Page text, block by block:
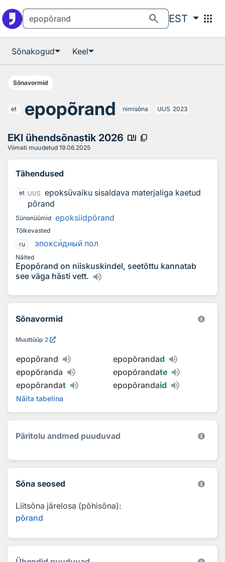
search EST apps
Sõnakogud Keel
Sõnavormid
et epopõrand nimisõna UUS 2023
EKI ühendsõnastik 2026 book_ribbon content_copy
Viimati muudetud 19.06.2025
Tähendused
et UUS
epoksüvaiku sisaldava materjaliga kaetud
põrand
Sünonüümid epoksiidpõrand
Tõlkevasted
ru
эпоксидный пол
Näited
Epopõrand on niiskuskindel, seetõttu kannatab
see väga hästi vett.
Sõnavormid
Muuttüüp 2
epopõrand epopõrandad
epopõranda
epopõrandate
epopõrandat epopõrandaid
Näita tabelina
Päritolu andmed puuduvad
Sõna seosed
Liitsõna järelosa (põhisõna):
põrand